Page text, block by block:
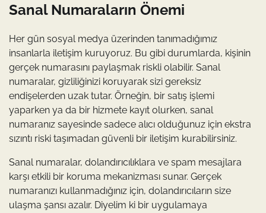
Sanal Numaraların Önemi
Her gün sosyal medya üzerinden tanımadığımız
insanlarla iletişim kuruyoruz. Bu gibi durumlarda, kişinin
gerçek numarasını paylaşmak riskli olabilir. Sanal
numaralar, gizliliğinizi koruyarak sizi gereksiz
endişelerden uzak tutar. Örneğin, bir satış işlemi
yaparken ya da bir hizmete kayıt olurken, sanal
numaranız sayesinde sadece alıcı olduğunuz için ekstra
sızıntı riski taşımadan güvenli bir iletişim kurabilirsiniz.
Sanal numaralar, dolandırıcılıklara ve spam mesajlara
karşı etkili bir koruma mekanizması sunar. Gerçek
numaranızı kullanmadığınız için, dolandırıcıların size
ulaşma şansı azalır. Diyelim ki bir uygulamaya